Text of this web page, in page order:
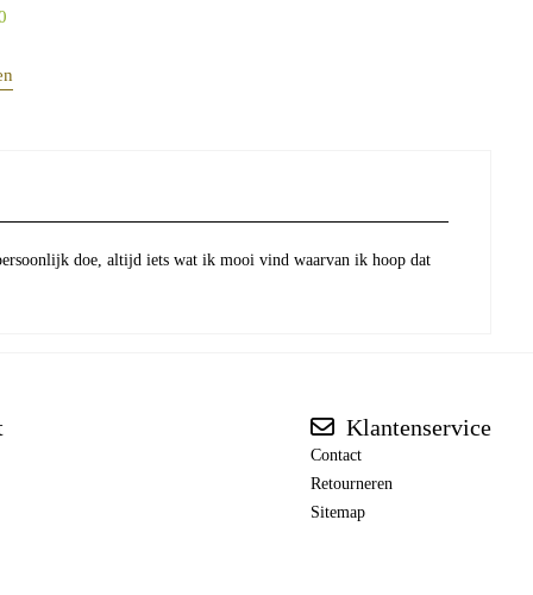
doe, altijd iets wat ik mooi vind waarvan ik hoop dat
Klantenservice
Contact
Retourneren
Sitemap